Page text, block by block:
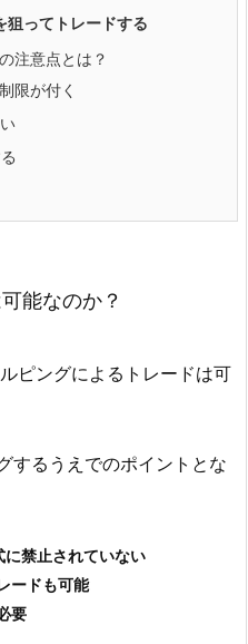
狙ってトレードする
注意点とは？
限が付く
能なのか？
ピングによるトレードは可
するうえでのポイントとな
禁止されていない
ードも可能
要